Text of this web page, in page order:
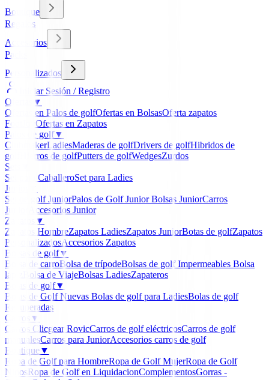
Boutique
Regalos
Accesorios
Packs
Personalizados
Iniciar Sesión / Registro
Ofertas
▼
Ofertas en Palos de golfOfertas en BolsasOferta zapatos
FootJoy Ofertas en Zapatos
Palos de golf▼
ClubmakerLadiesMaderas de golfDrivers de golfHibridos de
golf
Hierros de golfPutters de golfWedgesZurdos
Sets
Set para CaballeroSet para Ladies
Junior
Set de golf JuniorPalos de Golf JuniorBolsas JuniorCarros
Junior
Accesorios Junior
Zapatos
▼
Zapatos HombreZapatos LadiesZapatos JuniorBotas de golfZapatos
PersonalizadosAccesorios Zapatos
Bolsas de golf▼
Bolsa de carroBolsa de trípodeBolsas de golf Impermeables Bolsa
lápiz
Bolsa de ViajeBolsas LadiesZapateros
Bolas de golf▼
Bolas de Golf Nuevas Bolas de golf para LadiesBolas de golf
Recuperadas
Carros
▼
Carros Clicgear RovicCarros de golf eléctricosCarros de golf
manualesCarros para JuniorAccesorios carros de golf
Boutique▼
Ropa de Golf para HombreRopa de Golf MujerRopa de Golf
Niños Ropa de Golf en LiquidacionComplementosGorras -